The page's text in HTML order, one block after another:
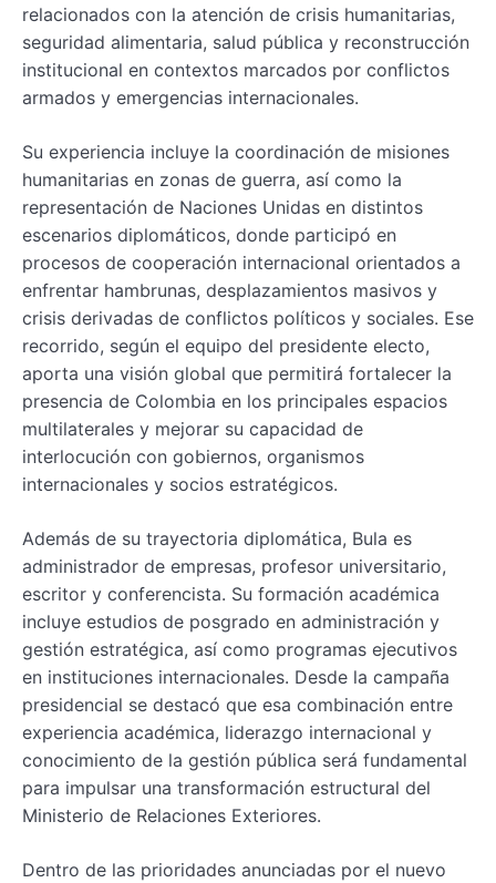
relacionados con la atención de crisis humanitarias,
seguridad alimentaria, salud pública y reconstrucción
institucional en contextos marcados por conflictos
armados y emergencias internacionales.
Su experiencia incluye la coordinación de misiones
humanitarias en zonas de guerra, así como la
representación de Naciones Unidas en distintos
escenarios diplomáticos, donde participó en
procesos de cooperación internacional orientados a
enfrentar hambrunas, desplazamientos masivos y
crisis derivadas de conflictos políticos y sociales. Ese
recorrido, según el equipo del presidente electo,
aporta una visión global que permitirá fortalecer la
presencia de Colombia en los principales espacios
multilaterales y mejorar su capacidad de
interlocución con gobiernos, organismos
internacionales y socios estratégicos.
Además de su trayectoria diplomática, Bula es
administrador de empresas, profesor universitario,
escritor y conferencista. Su formación académica
incluye estudios de posgrado en administración y
gestión estratégica, así como programas ejecutivos
en instituciones internacionales. Desde la campaña
presidencial se destacó que esa combinación entre
experiencia académica, liderazgo internacional y
conocimiento de la gestión pública será fundamental
para impulsar una transformación estructural del
Ministerio de Relaciones Exteriores.
Dentro de las prioridades anunciadas por el nuevo